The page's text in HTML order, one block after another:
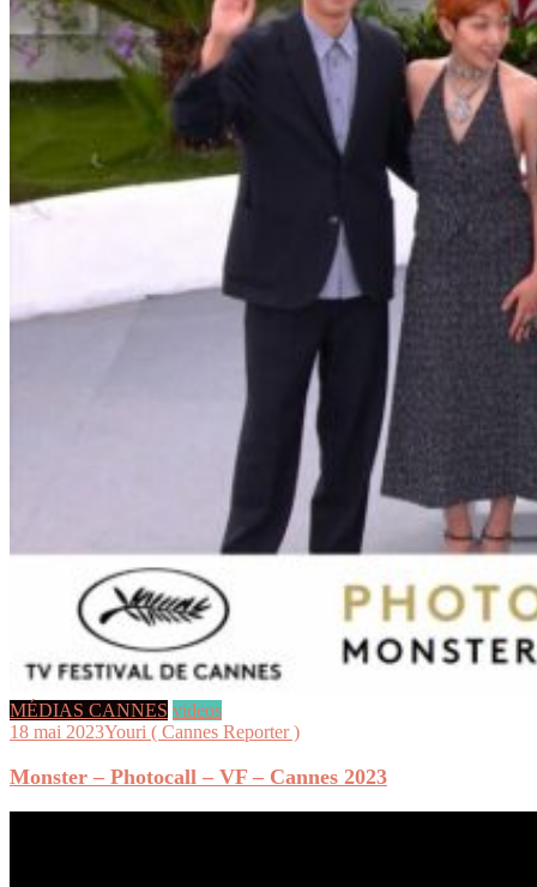
MÉDIAS CANNES videos
18 mai 2023Youri ( Cannes Reporter )
Monster – Photocall – VF – Cannes 2023